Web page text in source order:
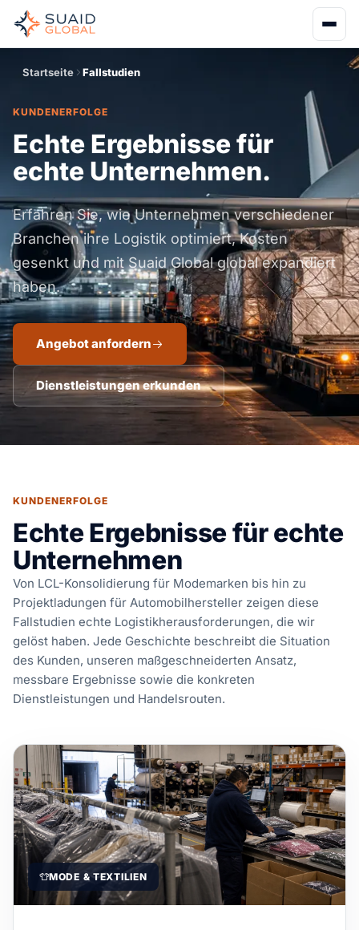
Startseite Fallstudien
KUNDENERFOLGE
Echte Ergebnisse für
echte Unternehmen.
Erfahren Sie, wie Unternehmen verschiedener
Branchen ihre Logistik optimiert, Kosten
gesenkt und mit Suaid Global global expandiert
haben.
Angebot anfordern
Dienstleistungen erkunden
KUNDENERFOLGE
Echte Ergebnisse für echte
Unternehmen
Von LCL-Konsolidierung für Modemarken bis hin zu
Projektladungen für Automobilhersteller zeigen diese
Fallstudien echte Logistikherausforderungen, die wir
gelöst haben. Jede Geschichte beschreibt die Situation
des Kunden, unseren maßgeschneiderten Ansatz,
messbare Ergebnisse sowie die konkreten
Dienstleistungen und Handelsrouten.
MODE & TEXTILIEN